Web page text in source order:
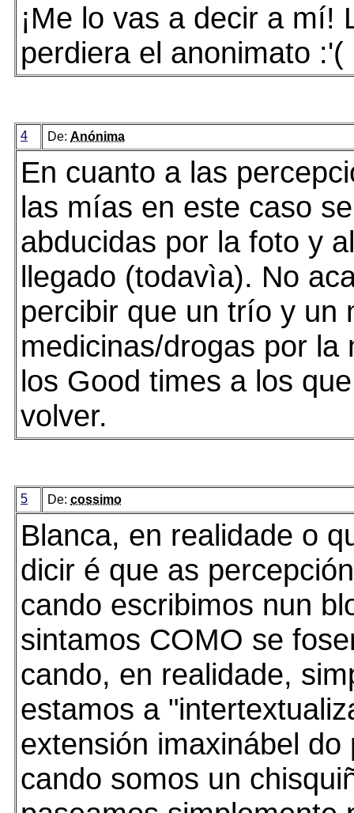
¡Me lo vas a decir a mí!
perdiera el anonimato :'(
4 De: Anónima
En cuanto a las
las mías en este caso
abducidas por la foto y
llegado (todavìa). No
percibir que un trío y un
medicinas/drogas por la
los Good times a los
volver.
5 De: cossimo
Blanca, en realidade o
dicir é que as
cando escribimos nun
sintamos COMO se
cando, en realidade,
estamos a
extensión imaxinábel do
cando somos un